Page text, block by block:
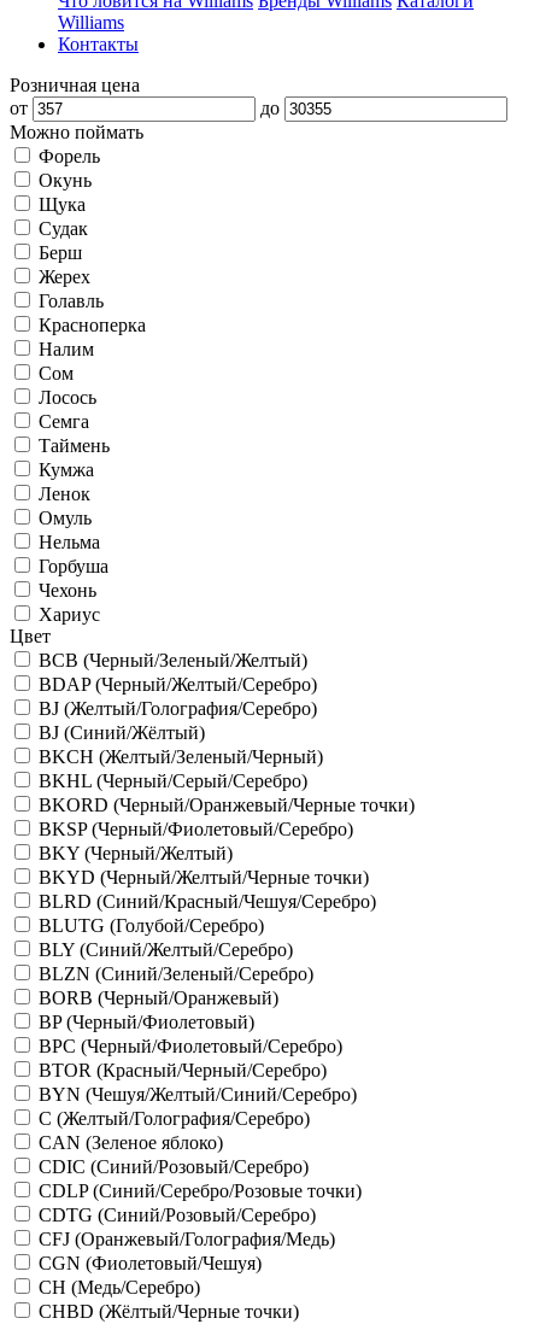
Williams
Контакты
Розничная цена
от
до
Можно поймать
Форель
Окунь
Щука
Судак
Берш
Жерех
Голавль
Красноперка
Налим
Сом
Лосось
Семга
Таймень
Кумжа
Ленок
Омуль
Нельма
Горбуша
Чехонь
Хариус
Цвет
BCB (Черный/Зеленый/Желтый)
BDAP (Черный/Желтый/Серебро)
BJ (Желтый/Голография/Серебро)
BJ (Синий/Жёлтый)
BKCH (Желтый/Зеленый/Черный)
BKHL (Черный/Серый/Серебро)
BKORD (Черный/Оранжевый/Черные точки)
BKSP (Черный/Фиолетовый/Серебро)
BKY (Черный/Желтый)
BKYD (Черный/Желтый/Черные точки)
BLRD (Синий/Красный/Чешуя/Серебро)
BLUTG (Голубой/Серебро)
BLY (Синий/Желтый/Серебро)
BLZN (Синий/Зеленый/Серебро)
BORB (Черный/Оранжевый)
BP (Черный/Фиолетовый)
BPC (Черный/Фиолетовый/Серебро)
BTOR (Красный/Черный/Серебро)
BYN (Чешуя/Желтый/Синий/Серебро)
C (Желтый/Голография/Серебро)
CAN (Зеленое яблоко)
CDIC (Синий/Розовый/Серебро)
CDLP (Синий/Серебро/Розовые точки)
CDTG (Синий/Розовый/Серебро)
CFJ (Оранжевый/Голография/Медь)
CGN (Фиолетовый/Чешуя)
CH (Медь/Серебро)
CHBD (Жёлтый/Черные точки)